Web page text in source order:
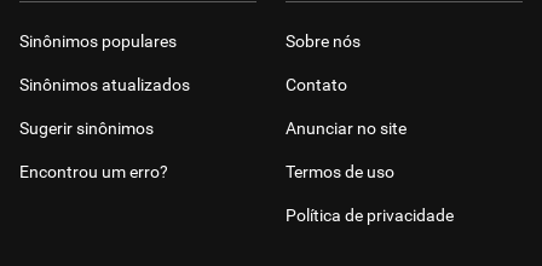
Sinônimos populares
Sinônimos atualizados
Sugerir sinônimos
Encontrou um erro?
Sobre nós
Contato
Anunciar no site
Termos de uso
Política de privacidade